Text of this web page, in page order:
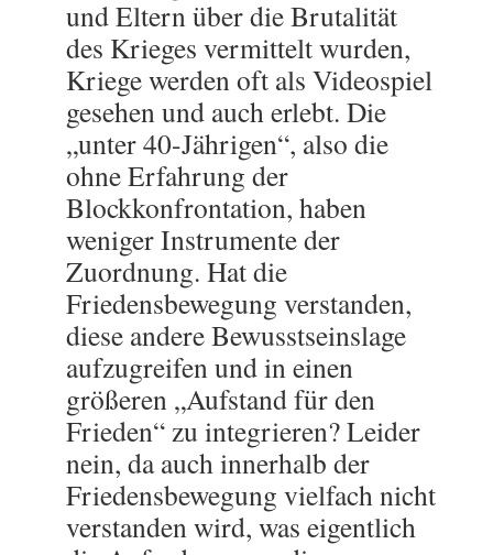
und Eltern über die Brutalität
des Krieges vermittelt wurden,
Kriege werden oft als Videospiel
gesehen und auch erlebt. Die
„unter 40-Jährigen“, also die
ohne Erfahrung der
Blockkonfrontation, haben
weniger Instrumente der
Zuordnung. Hat die
Friedensbewegung verstanden,
diese andere Bewusstseinslage
aufzugreifen und in einen
größeren „Aufstand für den
Frieden“ zu integrieren? Leider
nein, da auch innerhalb der
Friedensbewegung vielfach nicht
verstanden wird, was eigentlich